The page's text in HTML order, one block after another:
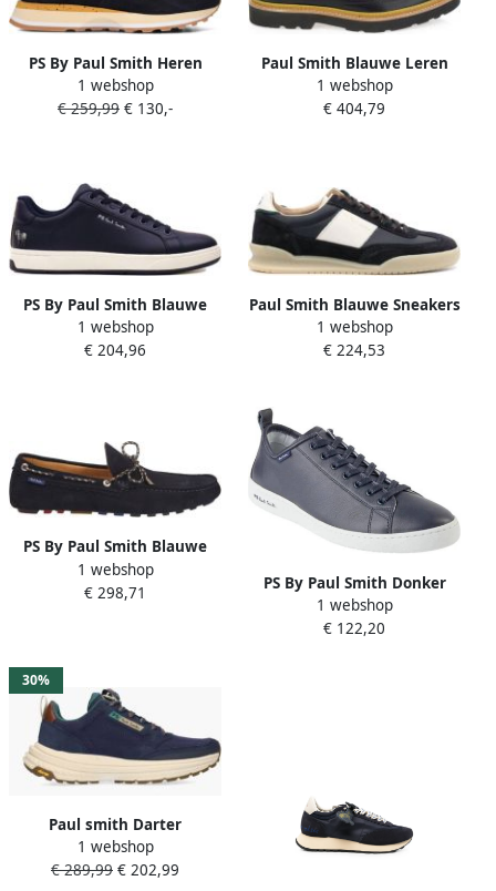
PS By Paul Smith Heren
Sneakers Stijlvolle Schoen
Multicolor Heren
1 webshop
€ 259,99 € 130,-
Paul Smith Blauwe Leren
Count Schoenen met
Rubberen Zool Blue Heren
1 webshop
€ 404,79
PS By Paul Smith Blauwe
Sneakers voor Mannen
1 webshop
€ 204,96
Paul Smith Blauwe Sneakers
met Logo Print Blue Heren
1 webshop
€ 224,53
PS By Paul Smith Blauwe
Suède Loafers Moccasins
Ss23 Blue Heren
1 webshop
€ 298,71
PS By Paul Smith Donker
Marineblauw Stijlvol Model
Blue Heren
1 webshop
€ 122,20
30%
Paul smith Darter
Donkerblauw
1 webshop
€ 289,99 € 202,99